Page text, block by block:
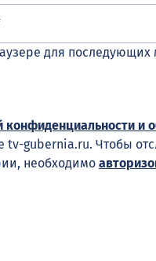
для последующих
конфиденциальности и
tv-gubernia.ru. Чтобы
необходимо